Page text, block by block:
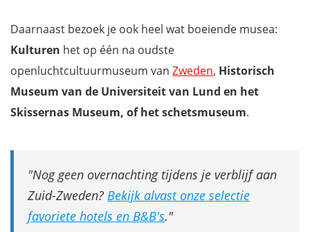
Daarnaast bezoek je ook heel wat boeiende musea:
Kulturen het op één na oudste
openluchtcultuurmuseum van Zweden, Historisch
Museum van de Universiteit van Lund en het
Skissernas Museum, of het schetsmuseum.
Nog geen overnachting tijdens je verblijf aan
Zuid-Zweden? Bekijk alvast onze selectie
favoriete hotels en B&B's.